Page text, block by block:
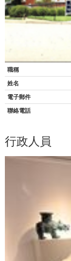
職稱
姓名
電子郵件
聯絡電話
行政人員